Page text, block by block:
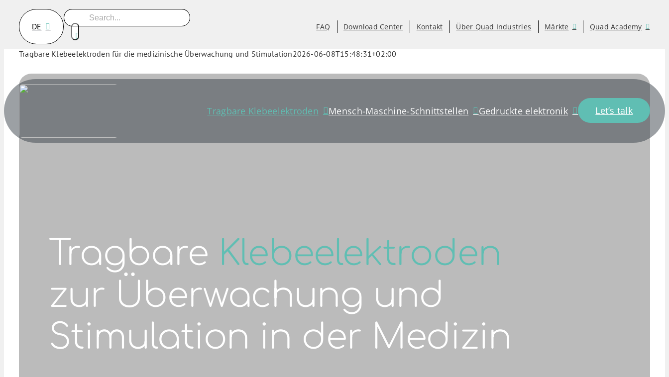
content
DE
Search
for:
FAQ Download Center Kontakt Über Quad Industries Märkte Quad Academy
Tragbare Klebeelektroden Mensch-Maschine-Schnittstellen Gedruckte elektronik Let’s talk
Tragbare Klebeelektroden für die medizinische Überwachung und Stimulation2026-06-08T15:48:31+02:00
Tragbare Klebeelektroden
zur Überwachung und
Stimulation in der Medizin